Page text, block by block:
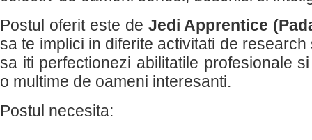
Postul oferit este de Jedi Apprentice
sa te implici in diferite activitati de
sa iti perfectionezi abilitatile profesionale
o multime de oameni interesanti.
Postul necesita: